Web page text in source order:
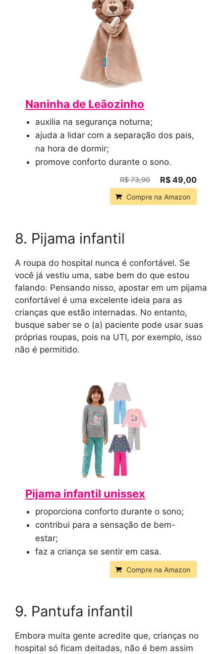
Naninha de Leãozinho
auxilia na segurança noturna;
ajuda a lidar com a separação dos pais,
na hora de dormir;
promove conforto durante o sono.
R$ 73,90 R$ 49,00
Compre na Amazon
8. Pijama infantil
A roupa do hospital nunca é confortável. Se
você já vestiu uma, sabe bem do que estou
falando. Pensando nisso, apostar em um pijama
confortável é uma excelente ideia para as
crianças que estão internadas. No entanto,
busque saber se o (a) paciente pode usar suas
próprias roupas, pois na UTI, por exemplo, isso
não é permitido.
Pijama infantil unissex
proporciona conforto durante o sono;
contribui para a sensação de bem-
estar;
faz a criança se sentir em casa.
Compre na Amazon
9. Pantufa infantil
Embora muita gente acredite que, crianças no
hospital só ficam deitadas, não é bem assim